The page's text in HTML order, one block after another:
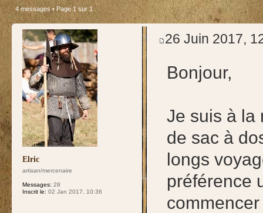
4 messages • Page1sur 1
Elric
artisan/mercenaire
Messages: 28
Inscrit le: 02 Jan 2017, 10:36
26 Juin 2017,
Bonjour,
Je suis à la
de sac à
longs
préférence